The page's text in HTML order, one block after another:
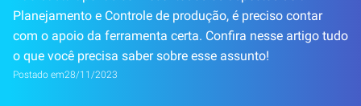
Planejamento e Controle de produção, é preciso contar
com o apoio da ferramenta certa. Confira nesse artigo tudo
o que você precisa saber sobre esse assunto!
Postado em28/11/2023